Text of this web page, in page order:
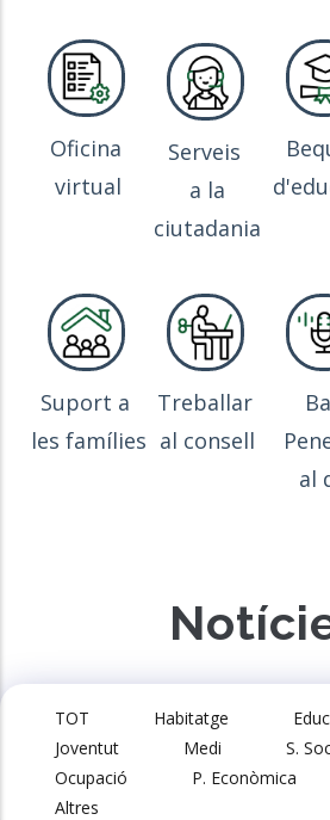
Oficina
virtual
Serveis
a la
ciutadania
Suport a
les famílies
Treballar
al consell
al
TOT Habitatge
Joventut
Medi
S.
Ocupació
P. Econòmica
Altres